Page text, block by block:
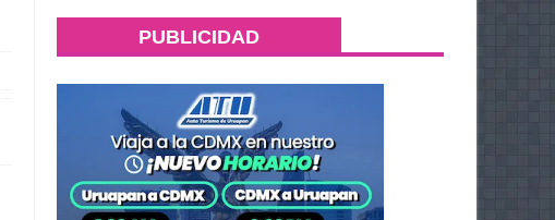
PUBLICIDAD